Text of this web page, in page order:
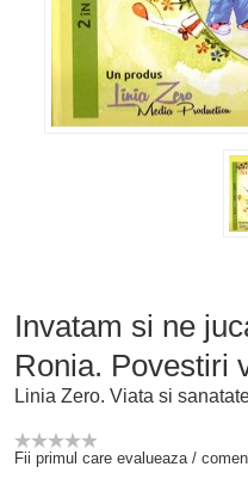
Invatam si ne
Ronia. Povestiri
Linia Zero. Viata si
Fii primul care evalueaza /